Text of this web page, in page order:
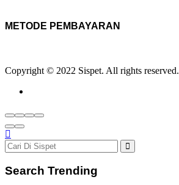
METODE PEMBAYARAN
Copyright © 2022 Sispet. All rights reserved.
Search Trending